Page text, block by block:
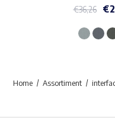
€36,26 €
Home Assortiment